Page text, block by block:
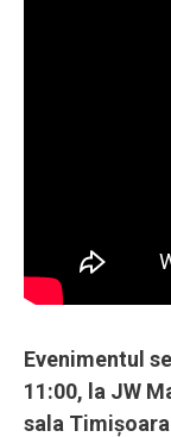
Evenimentul
11:00, la JW
sala